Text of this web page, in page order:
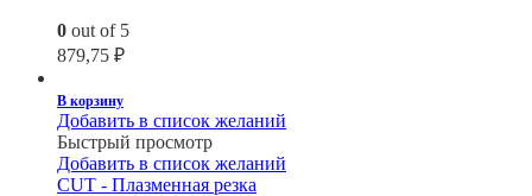
0 out of 5
879,75 ₽
В корзину
Добавить в список желаний
Быстрый просмотр
Добавить в список желаний
CUT - Плазменная резка